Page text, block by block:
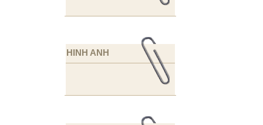
HINH ANH